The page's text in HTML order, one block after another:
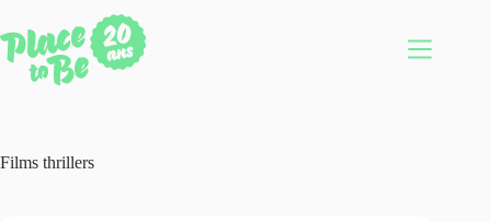
au
contenu
Films thrillers